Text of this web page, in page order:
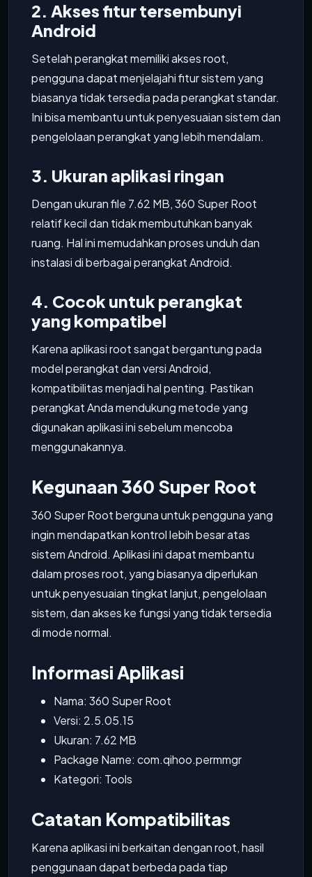
2. Akses fitur tersembunyi
Android
Setelah perangkat memiliki akses root,
pengguna dapat menjelajahi fitur sistem yang
biasanya tidak tersedia pada perangkat standar.
Ini bisa membantu untuk penyesuaian sistem dan
pengelolaan perangkat yang lebih mendalam.
3. Ukuran aplikasi ringan
Dengan ukuran file 7.62 MB, 360 Super Root
relatif kecil dan tidak membutuhkan banyak
ruang. Hal ini memudahkan proses unduh dan
instalasi di berbagai perangkat Android.
4. Cocok untuk perangkat
yang kompatibel
Karena aplikasi root sangat bergantung pada
model perangkat dan versi Android,
kompatibilitas menjadi hal penting. Pastikan
perangkat Anda mendukung metode yang
digunakan aplikasi ini sebelum mencoba
menggunakannya.
Kegunaan 360 Super Root
360 Super Root berguna untuk pengguna yang
ingin mendapatkan kontrol lebih besar atas
sistem Android. Aplikasi ini dapat membantu
dalam proses root, yang biasanya diperlukan
untuk penyesuaian tingkat lanjut, pengelolaan
sistem, dan akses ke fungsi yang tidak tersedia
di mode normal.
Informasi Aplikasi
Nama: 360 Super Root
Versi: 2.5.05.15
Ukuran: 7.62 MB
Package Name: com.qihoo.permmgr
Kategori: Tools
Catatan Kompatibilitas
Karena aplikasi ini berkaitan dengan root, hasil
penggunaan dapat berbeda pada tiap